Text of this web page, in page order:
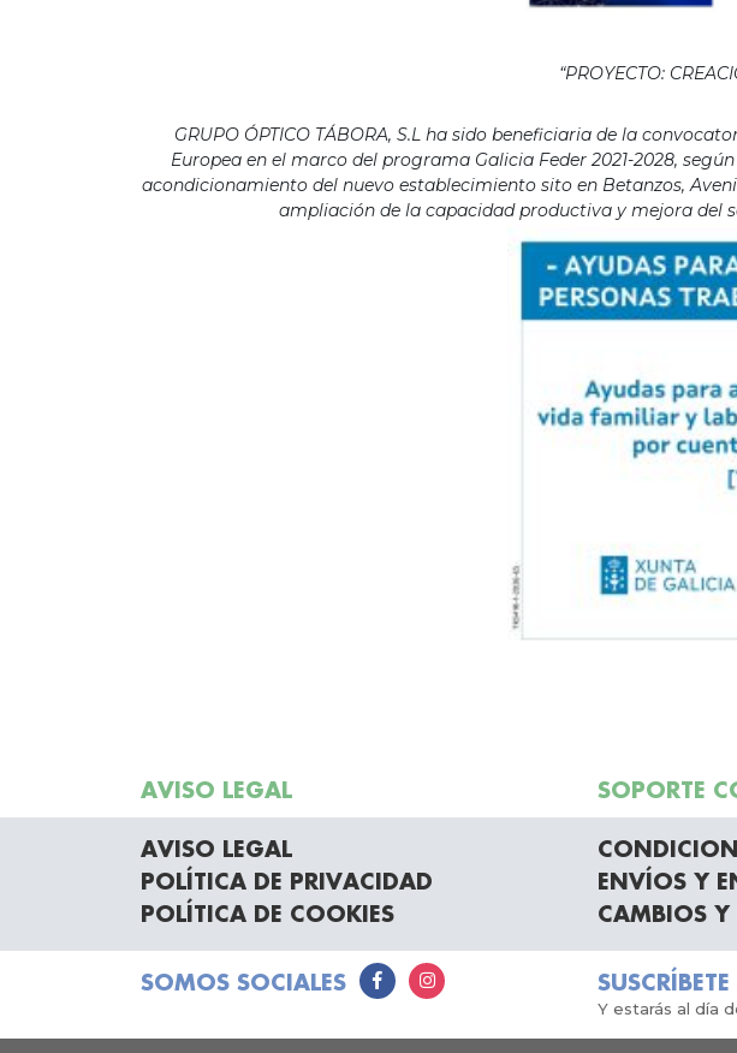
“PROYECTO:
GRUPO ÓPTICO TÁBORA, S.L ha sido beneficiaria de la
Europea en el marco del programa Galicia Feder 2021-2028,
acondicionamiento del nuevo establecimiento sito en Betanzos,
ampliación de la capacidad productiva y mejora del
AVISO LEGAL SOPORTE
AVISO LEGAL
POLÍTICA DE PRIVACIDAD
POLÍTICA DE COOKIES
ENVÍOS Y
CAMBIOS Y
SOMOS SOCIALES
Y estarás al día